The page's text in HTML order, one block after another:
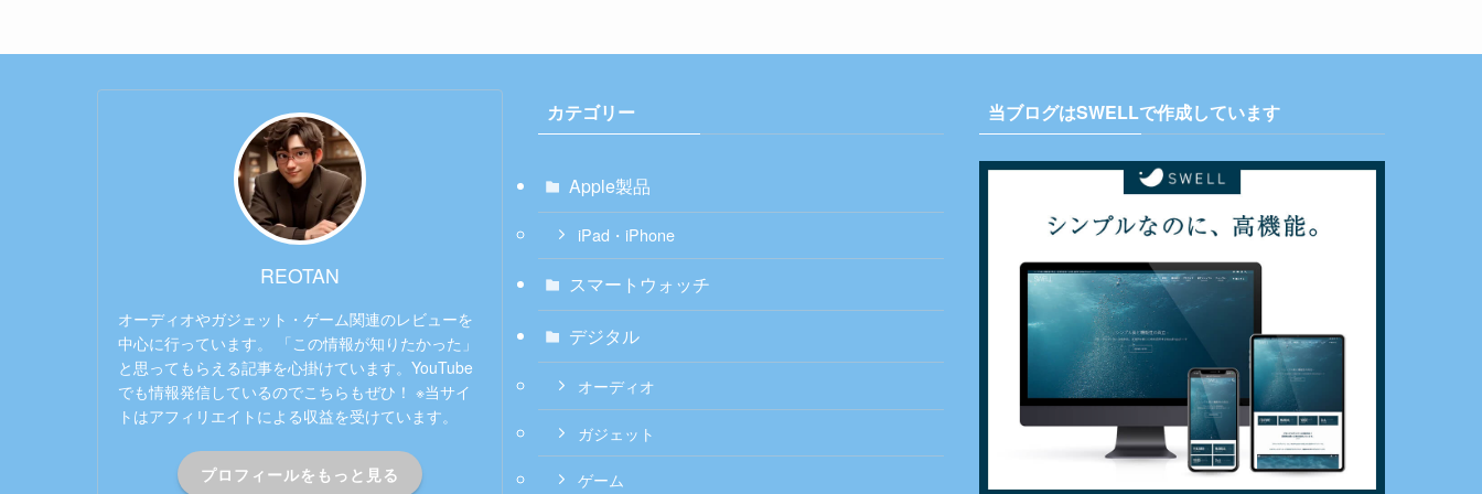
REOTAN
オーディオやガジェット・ゲーム関連のレビューを
中心に行っています。 「この情報が知りたかった」
と思ってもらえる記事を心掛けています。YouTube
でも情報発信しているのでこちらもぜひ！ ※当サイ
トはアフィリエイトによる収益を受けています。
プロフィールをもっと見る
カテゴリー
Apple製品
iPad・iPhone
スマートウォッチ
デジタル
オーディオ
ガジェット
ゲーム
当ブログはSWELLで作成しています